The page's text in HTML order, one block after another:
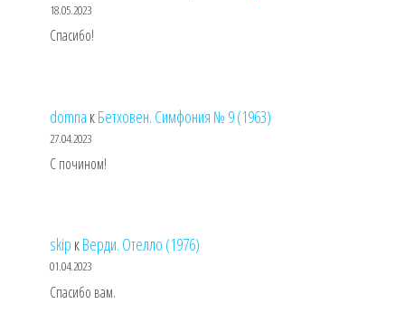
18.05.2023
Спасибо!
domna кБетховен. Симфония № 9 (1963)
27.04.2023
С почином!
skip кВерди. Отелло (1976)
01.04.2023
Спасибо вам.